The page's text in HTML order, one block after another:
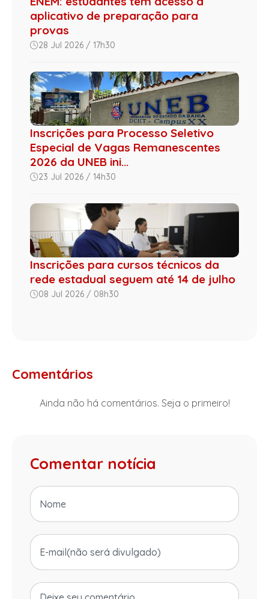
aplicativo de preparação para
provas
28 Jul 2026 / 17h30
Inscrições para Processo Seletivo
Especial de Vagas Remanescentes
2026 da UNEB ini...
23 Jul 2026 / 14h30
Inscrições para cursos técnicos da
rede estadual seguem até 14 de julho
08 Jul 2026 / 08h30
Comentários
Ainda não há comentários. Seja o primeiro!
Comentar notícia